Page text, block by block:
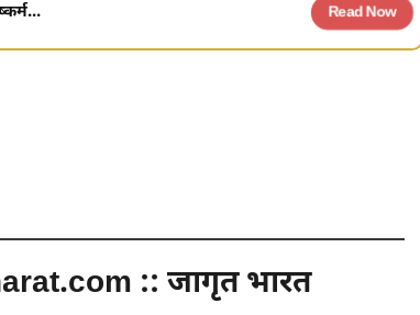
Read Now
:: जागृत भारत